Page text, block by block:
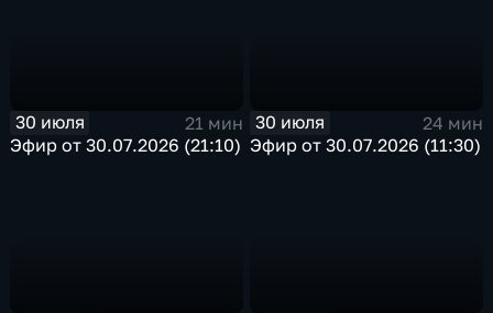
30 июля
21 мин
Эфир от 30.07.2026 (21:10)
30 июля
24 мин
Эфир от 30.07.2026 (11:30)